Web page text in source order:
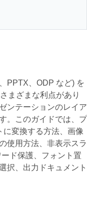
PPTX、ODP など) を
まざまな利点があり
ンテーションのレイア
。このガイドでは、プ
に変換する方法、画像
使用方法、非表示スラ
ド保護、フォント置
択、出力ドキュメント